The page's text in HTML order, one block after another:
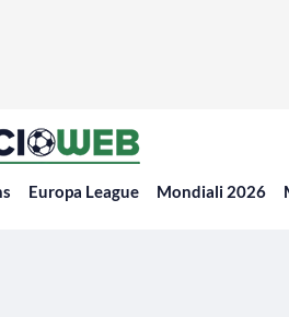
Europa League Mondiali 2026